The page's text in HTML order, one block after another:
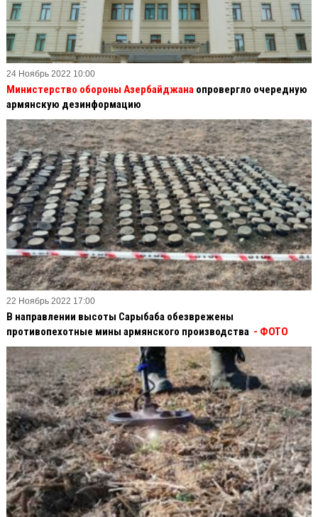
24 Ноябрь 2022 10:00
Министерство обороны Азербайджана опровергло очередную
армянскую дезинформацию
22 Ноябрь 2022 17:00
В направлении высоты Сарыбаба обезврежены
противопехотные мины армянского производства - ФОТО